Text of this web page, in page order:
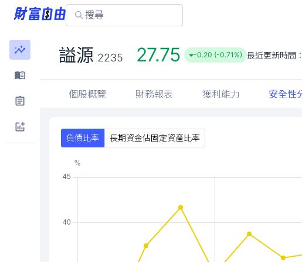
謚源 2235 27.75 -0.20 (-0.71%) 最近更新時間：
個股概覽 財務報表 獲利能力 安全性
負債比率 長期資金佔固定資產比率